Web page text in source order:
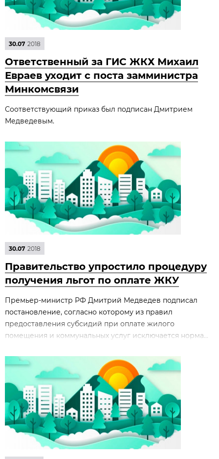
30.07 2018
Ответственный за ГИС ЖКХ Михаил
Евраев уходит с поста замминистра
Минкомсвязи
Соответствующий приказ был подписан Дмитрием
Медведевым.
30.07 2018
Правительство упростило процедуру
получения льгот по оплате ЖКУ
Премьер-министр РФ Дмитрий Медведев подписал
постановление, согласно которому из правил
предоставления субсидий при оплате жилого
помещения и коммунальных услуг исключается норма...